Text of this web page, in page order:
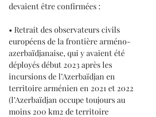
devaient être confirmées :
• Retrait des observateurs civils
européens de la frontière arméno-
azerbaïdjanaise, qui y avaient été
déployés début 2023 après les
incursions de l’Azerbaïdjan en
territoire arménien en 2021 et 2022
(l’Azerbaïdjan occupe toujours au
moins 200 km2 de territoire